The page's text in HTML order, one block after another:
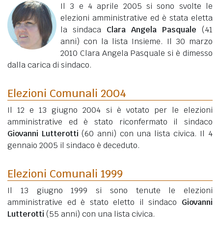
Il 3 e 4 aprile 2005 si sono svolte le
elezioni amministrative ed è stata eletta
la sindaca Clara Angela Pasquale (41
anni) con la lista Insieme. Il 30 marzo
2010 Clara Angela Pasquale si è dimesso
dalla carica di sindaco.
Elezioni Comunali 2004
Il 12 e 13 giugno 2004 si è votato per le elezioni
amministrative ed è stato riconfermato il sindaco
Giovanni Lutterotti (60 anni) con una lista civica. Il 4
gennaio 2005 il sindaco è deceduto.
Elezioni Comunali 1999
Il 13 giugno 1999 si sono tenute le elezioni
amministrative ed è stato eletto il sindaco Giovanni
Lutterotti (55 anni) con una lista civica.